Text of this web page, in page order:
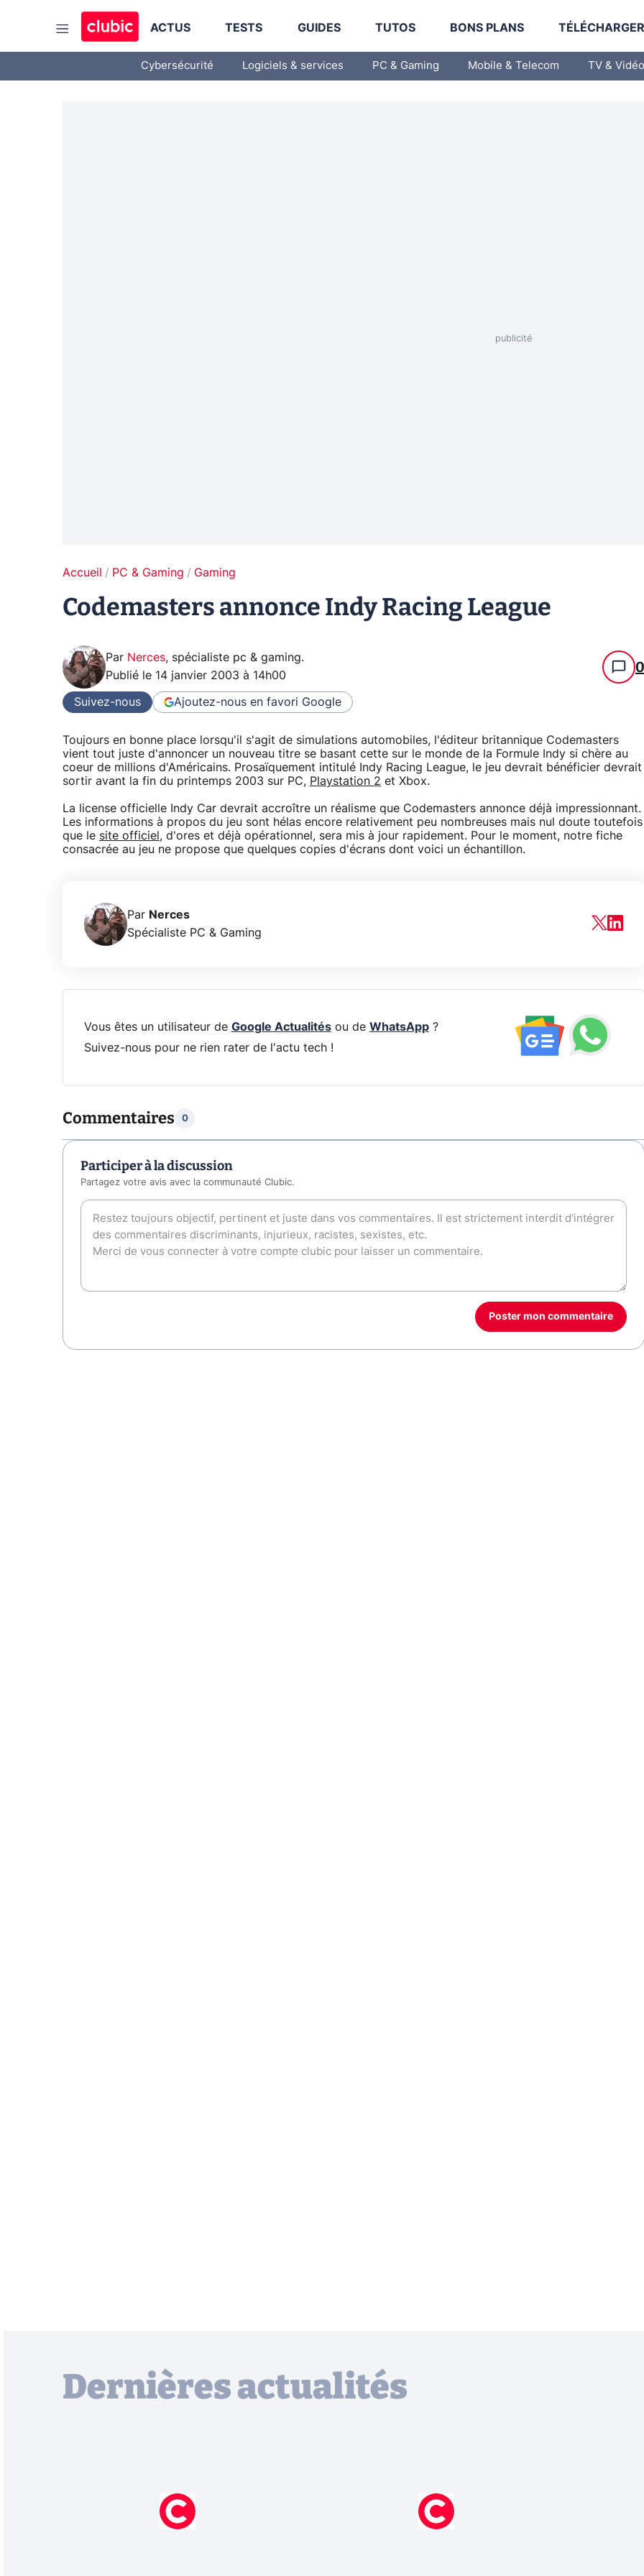
ACTUS TESTS GUIDES TUTOS BONS PLANS
Cybersécurité Logiciels & services PC & Gaming Mobile & Telecom TV & Vidéo
Accueil PC & Gaming Gaming
Codemasters annonce Indy Racing League
Par Nerces, spécialiste pc & gaming.
Publié le 14 janvier 2003 à 14h00 0
Suivez-nous Ajoutez-nous en favori Google
Toujours en bonne place lorsqu'il s'agit de simulations automobiles, l'éditeur britannique Codemasters
vient tout juste d'annoncer un nouveau titre se basant cette sur le monde de la Formule Indy si chère au
coeur de millions d'Américains. Prosaïquement intitulé Indy Racing League, le jeu devrait bénéficier devrait
sortir avant la fin du printemps 2003 sur PC, Playstation 2 et Xbox.
La license officielle Indy Car devrait accroître un réalisme que Codemasters annonce déjà impressionnant.
Les informations à propos du jeu sont hélas encore relativement peu nombreuses mais nul doute toutefois
que le site officiel , d'ores et déjà opérationnel, sera mis à jour rapidement. Pour le moment, notre fiche
consacrée au jeu ne propose que quelques copies d'écrans dont voici un échantillon.
Par Nerces
Spécialiste PC & Gaming
Vous êtes un utilisateur de Google Actualitésou de WhatsApp?
Suivez-nous pour ne rien rater de l'actu tech !
Commentaires 0
Participer à la discussion
Partagez votre avis avec la communauté Clubic.
Poster mon commentaire
Dernières actualités